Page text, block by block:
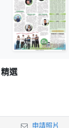
選
申請照片